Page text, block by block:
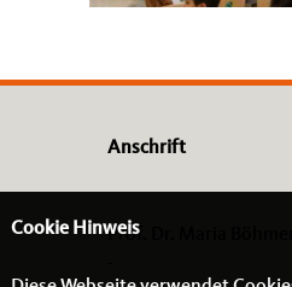
Anschrift
Prof. Dr. Maria Böhmer
Cookie Hinweis